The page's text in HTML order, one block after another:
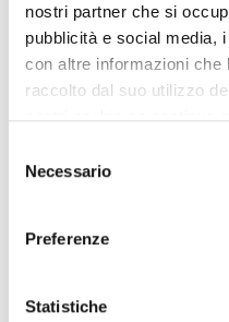
nostri partner che si
pubblicità e social media,
con altre informazioni che
raccolto dal suo utilizzo
delNecessario
Preferenze
Statistiche
Gorizia simbolo
Redazione